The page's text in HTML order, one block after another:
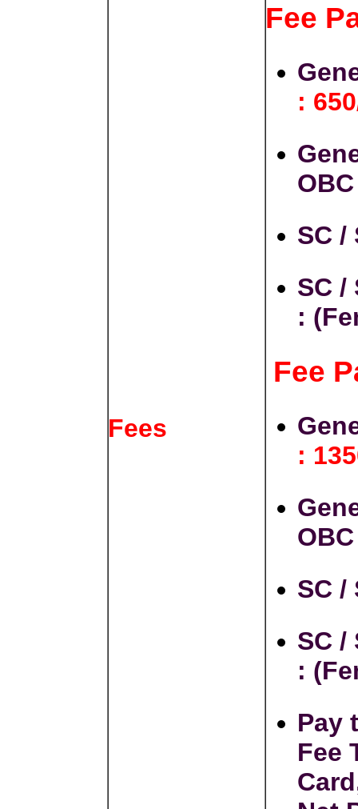
Fees
Fee
:
SC /
SC /
:
Fee
:
SC /
SC /
:
Pay
Fee